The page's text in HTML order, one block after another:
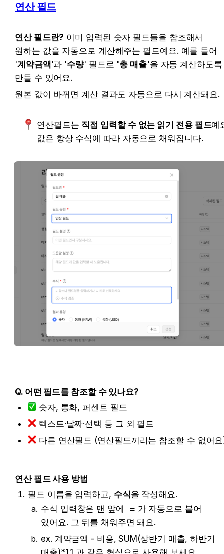
연산 필드
연산 필드란? 이미 입력된 숫자 필드들을 참조해서
원하는 값을 자동으로 계산해주는 필드예요. 예를 들어
'계약금액'과 '수량' 필드로 '총 매출'을 자동 계산하도록
만들 수 있어요.
원본 값이 바뀌면 계산 결과도 자동으로 다시 계산돼요.
연산필드는 직접 입력할 수 없는 읽기 전용 필드예
값은 항상 수식에 따라 자동으로 채워집니다.
Q. 어떤 필드를 참조할 수 있나요?
숫자, 통화, 퍼센트 필드
텍스트·날짜·선택 등 그 외 필드
다른 연산필드 (연산필드끼리는 참조할 수 없어요)
연산 필드 사용 방법
필드 이름을 입력하고, 수식을 작성해요.
수식 입력창은 맨 앞에
= 가 자동으로 붙어
있어요. 그 뒤를 채워주면 돼요.
ex. 계약금액 - 비용, SUM(상반기 매출, 하반기